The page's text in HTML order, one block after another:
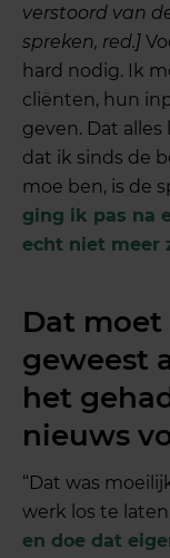
verstoord van
spreken, red.]
hard nodig. Ik
cliënten, hun
geven. Dat
dat ik sinds de
moe ben, is de
ging ik pas na
echt niet meer
Dat
geweest
het
nieuws
“Dat was
werk los te
en doe dat